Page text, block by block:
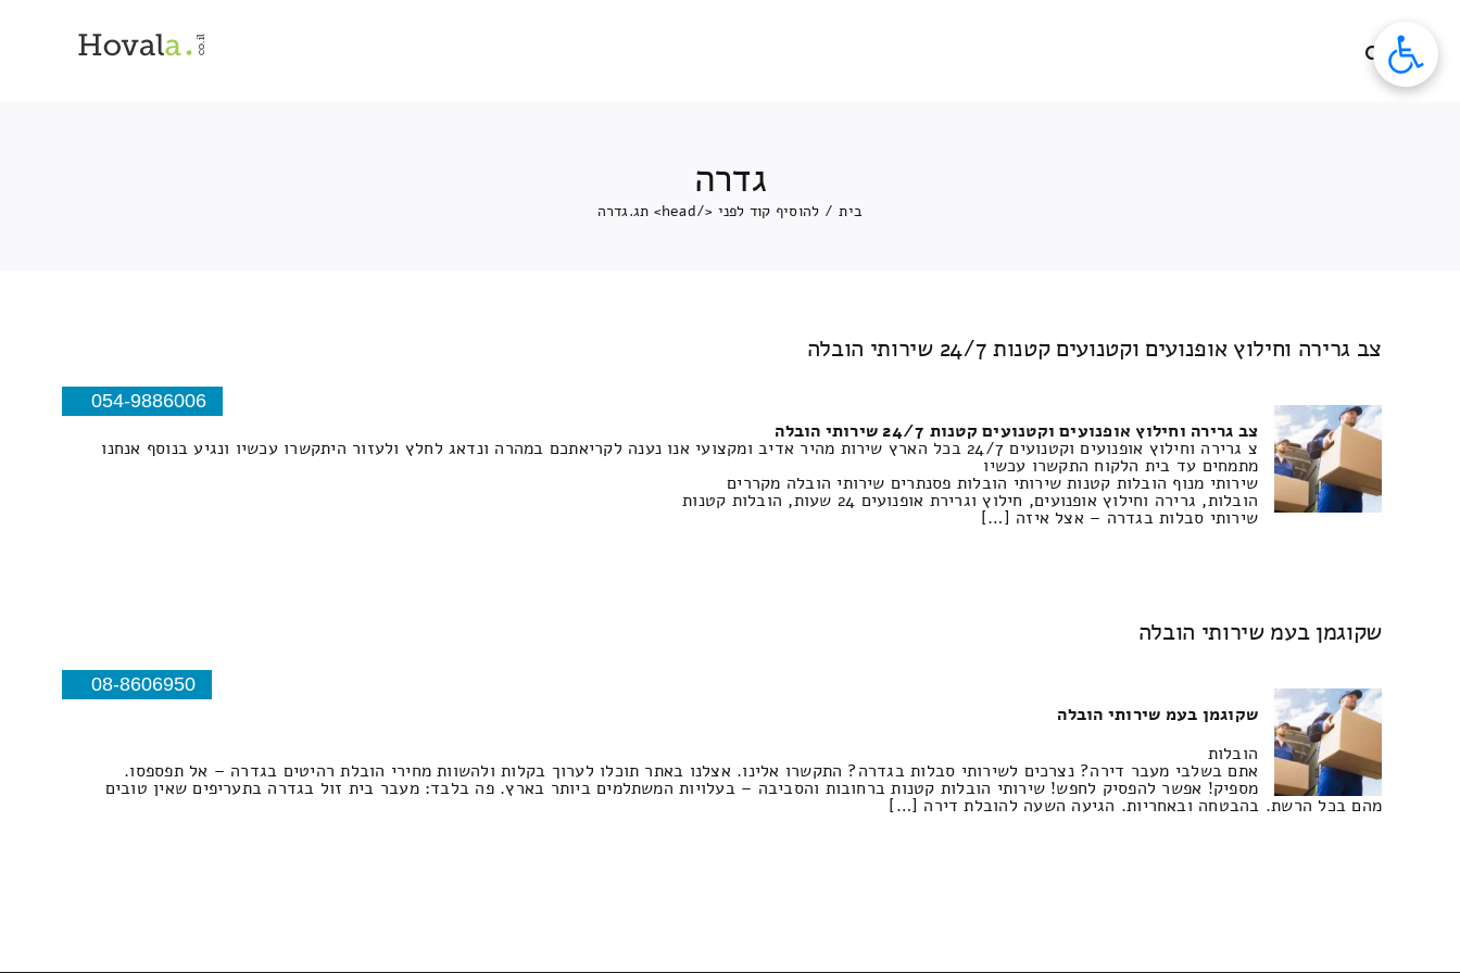
גדרה
בית / להוסיף קוד לפני </head> תג. גדרה
צב גרירה וחילוץ אופנועים וקטנועים קטנות 24/7 שירותי הובלה
054-9886006
צב גרירה וחילוץ אופנועים וקטנועים קטנות 24/7 שירותי הובלה
צ גרירה וחילוץ אופנועים וקטנועים 24/7 בכל הארץ שירות מהיר אדיב ומקצועי אנו נענה לקריאתכם במהרה ונדאג לחלץ ולעזור היתקשרו עכשיו ונגיע בנוסף אנחנו
מתמחים עד בית הלקוח התקשרו עכשיו
שירותי מנוף הובלות קטנות שירותי הובלות פסנתרים שירותי הובלה מקררים
הובלות, גרירה וחילוץ אופנועים, חילוץ וגרירת אופנועים 24 שעות, הובלות קטנות
שירותי סבלות בגדרה – אצל איזה […]
שקוגמן בעמ שירותי הובלה
08-8606950
שקוגמן בעמ שירותי הובלה
הובלות
אתם בשלבי מעבר דירה? נצרכים לשירותי סבלות בגדרה? התקשרו אלינו. אצלנו באתר תוכלו לערוך בקלות ולהשוות מחירי הובלת רהיטים בגדרה – אל תפספסו.
מספיק! אפשר להפסיק לחפש! שירותי הובלות קטנות ברחובות והסביבה – בעלויות המשתלמים ביותר בארץ. פה בלבד: מעבר בית זול בגדרה בתעריפים שאין טובים
מהם בכל הרשת. בהבטחה ובאחריות. הגיעה השעה להובלת דירה […]